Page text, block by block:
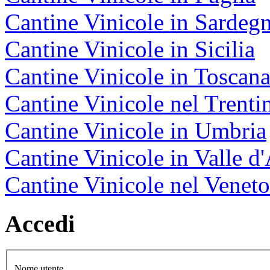
Cantine Vinicole in
Cantine Vinicole in Sicilia
Cantine Vinicole in Toscana
Cantine Vinicole nel
Cantine Vinicole in Umbria
Cantine Vinicole in Valle
Cantine Vinicole nel Veneto
Accedi